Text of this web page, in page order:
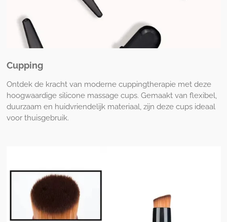
Cupping
Ontdek de kracht van moderne cuppingtherapie met deze
hoogwaardige silicone massage cups. Gemaakt van flexibel,
duurzaam en huidvriendelijk materiaal, zijn deze cups ideaal
voor thuisgebruik.